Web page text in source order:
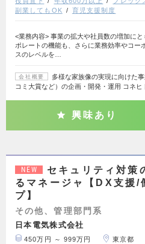
副業してもOK
育児支援制度
<業務内容> 事業の拡大や社員数の増加にと
ポレートの機能も、さらに業務効率やコー
スのレベルを…
会社概要
多様な家族像の実現に向けた
コミ大賞など）の企画・開発・運用 コネヒ
興味あり
NEW
セキュリティ対策
るマネージャ【DX支援
プ】
その他、管理部門系
日本電気株式会社
450万円 ～ 999万円 東京都